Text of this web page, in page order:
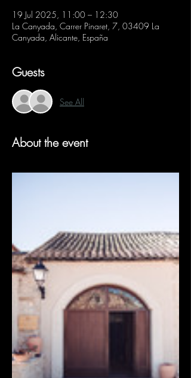
19 Jul 2025, 11:00 – 12:30
La Canyada, Carrer Pinaret, 7, 03409 La
Canyada, Alicante, España
Guests
See All
About the event